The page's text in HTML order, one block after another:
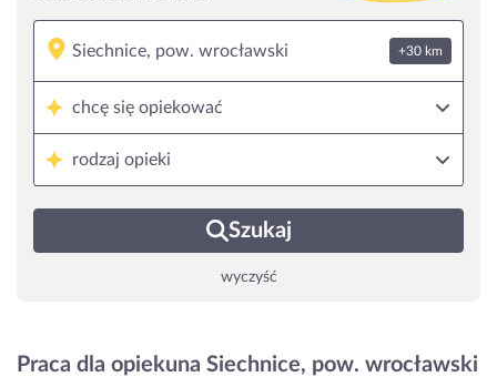
+30 km
chcę się opiekować
rodzaj opieki
Szukaj
wyczyść
Praca dla opiekuna Siechnice, pow. wrocławski